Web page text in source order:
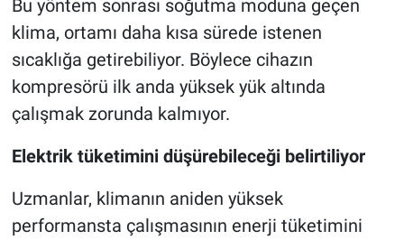
Bu yöntem sonrası soğutma moduna geçen
klima, ortamı daha kısa sürede istenen
sıcaklığa getirebiliyor. Böylece cihazın
kompresörü ilk anda yüksek yük altında
çalışmak zorunda kalmıyor.
Elektrik tüketimini düşürebileceği belirtiliyor
Uzmanlar, klimanın aniden yüksek
performansta çalışmasının enerji tüketimini